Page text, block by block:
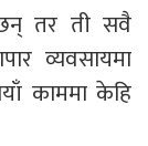
छन् तर ती सवै
व्यवसायमा
काममा केहि